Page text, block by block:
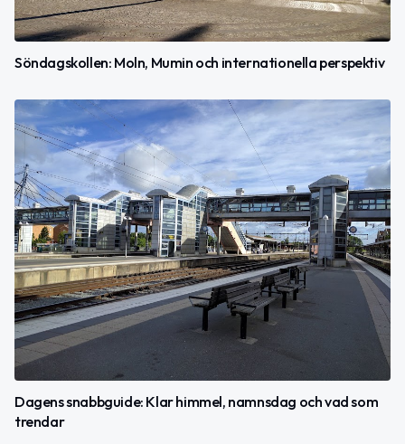
Söndagskollen: Moln, Mumin och internationella perspektiv
Dagens snabbguide: Klar himmel, namnsdag och vad som
trendar